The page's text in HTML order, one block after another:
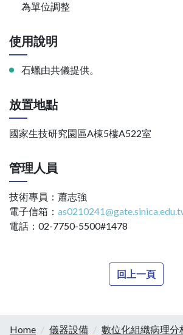
為單位調整
使用說明
石蠟由共儀提供。
放置地點
國家生技研究園區A棟5樓A522室
管理人員
技術專員：蕭志強
電子信箱：
電話：02-7750-5500#1478
回上一頁
Home 儀器設備
數位化組織病理分